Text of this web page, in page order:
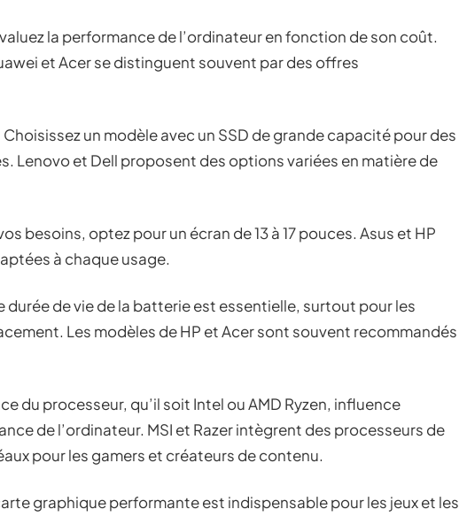
la performance de l’ordinateur en fonction de son coût.
et Acer se distinguent souvent par des offres
Choisissez un modèle avec un SSD de grande capacité pour des
Lenovo et Dell proposent des options variées en matière de
besoins, optez pour un écran de 13 à 17 pouces. Asus et HP
à chaque usage.
durée de vie de la batterie est essentielle, surtout pour les
Les modèles de HP et Acer sont souvent recommandés
du processeur, qu’il soit Intel ou AMD Ryzen, influence
de l’ordinateur. MSI et Razer intègrent des processeurs de
pour les gamers et créateurs de contenu.
graphique performante est indispensable pour les jeux et les